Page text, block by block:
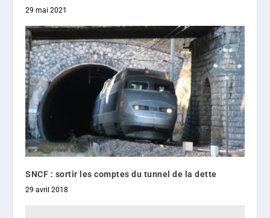
29 mai 2021
SNCF : sortir les comptes du tunnel de la dette
29 avril 2018